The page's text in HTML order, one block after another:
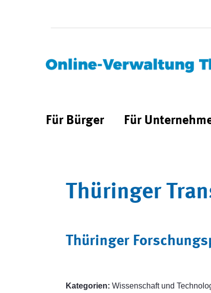
Für Bürger Für
Thüringer
Thüringer
Kategorien: Wissenschaft und